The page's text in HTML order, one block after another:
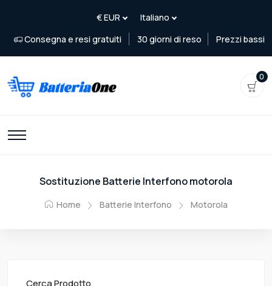
Consegna e resi gratuiti 30 giorni di reso Prezzi bassi
0
Sostituzione Batterie Interfono motorola
Home Batterie Interfono Motorola
Cerca Prodotto